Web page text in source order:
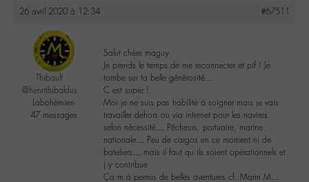
26 avril 2020 à 12:34 #67511
Thibault
@henrithibaldus
Labohémien
47 messages
Salut chère maguy
Je prends le temps de me reconnecter et pif ! Je
tombe sur ta belle générosité…
C est super !
Moi je ne suis pas habilité à soigner mais je vais
travailler dehors ou via internet pour les navires
selon nécessité… Pêcheurs, portuaire, marine
nationale… Peu de cargos en ce moment ni de
bateliers….mais il faut qu ils soient opérationnels et
j y contribue
Ça m à permis de belles aventures cf. Marin M…